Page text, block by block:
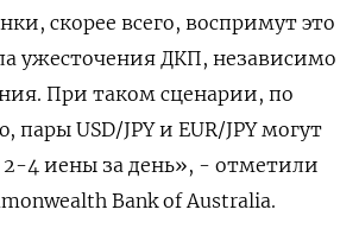
скорее всего, воспримут это
ужесточения ДКП, независимо
При таком сценарии, по
USD/JPY и EUR/JPY могут
2-4 иены за день», - отметили
Bank of Australia.